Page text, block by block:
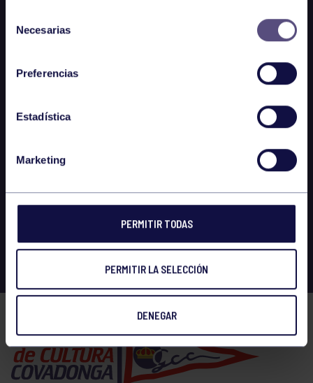
Necesarias
Preferencias
Estadística
Marketing
PERMITIR TODAS
PERMITIR LA SELECCIÓN
DENEGAR